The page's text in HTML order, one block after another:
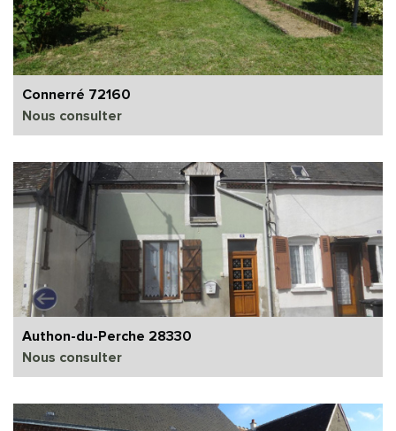
Connerré 72160
Nous consulter
Authon-du-Perche 28330
Nous consulter